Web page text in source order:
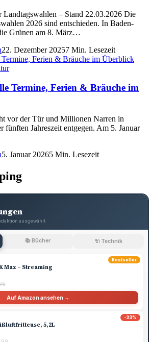
Landtagswahlen – Stand 22.03.2026 Die
2026 sind entschieden. In Baden-
Grünen am 8. März…
22. Dezember 20257 Min. Lesezeit
Termine, Ferien & Bräuche im
vor der Tür und Millionen Narren in
fünften Jahreszeit entgegen. Am 5. Januar
5. Januar 20265 Min. Lesezeit
ausgewählt
📚 Bücher 🔌 Technik
Bestseller
Max – Streaming
Auf Amazon ansehen →
-33%
5,2L